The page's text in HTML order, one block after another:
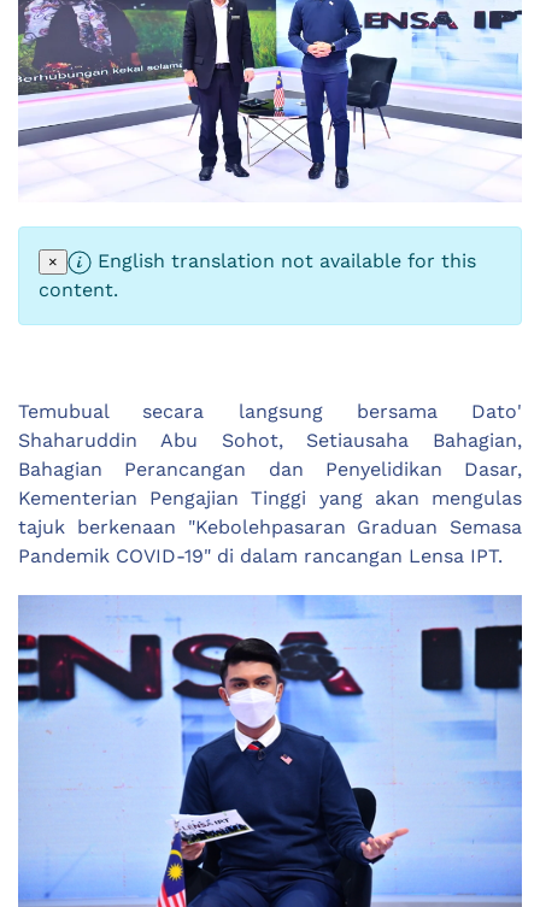
×
English translation not available for this
content.
Temubual secara langsung bersama Dato'
Shaharuddin Abu Sohot, Setiausaha Bahagian,
Bahagian Perancangan dan Penyelidikan Dasar,
Kementerian Pengajian Tinggi yang akan mengulas
tajuk berkenaan "Kebolehpasaran Graduan Semasa
Pandemik COVID-19" di dalam rancangan Lensa IPT.